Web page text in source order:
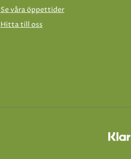
Se våra öppettider
Hitta till oss